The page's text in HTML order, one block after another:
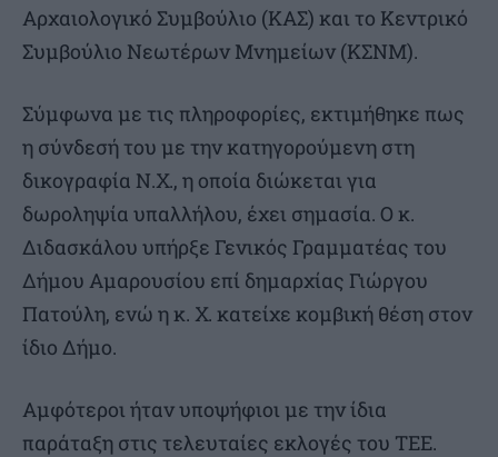
Αρχαιολογικό Συμβούλιο (ΚΑΣ) και το Κεντρικό
Συμβούλιο Νεωτέρων Μνημείων (ΚΣΝΜ).
Σύμφωνα με τις πληροφορίες, εκτιμήθηκε πως
η σύνδεσή του με την κατηγορούμενη στη
δικογραφία Ν.Χ., η οποία διώκεται για
δωροληψία υπαλλήλου, έχει σημασία. Ο κ.
Διδασκάλου υπήρξε Γενικός Γραμματέας του
Δήμου Αμαρουσίου επί δημαρχίας Γιώργου
Πατούλη, ενώ η κ. Χ. κατείχε κομβική θέση στον
ίδιο Δήμο.
Αμφότεροι ήταν υποψήφιοι με την ίδια
παράταξη στις τελευταίες εκλογές του ΤΕΕ.